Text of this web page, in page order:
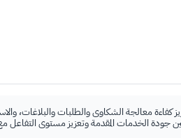
معالجة الشكاوى والطلبات والبلاغات،
جودة الخدمات المقدمة وتعزيز مستوى التفاعل